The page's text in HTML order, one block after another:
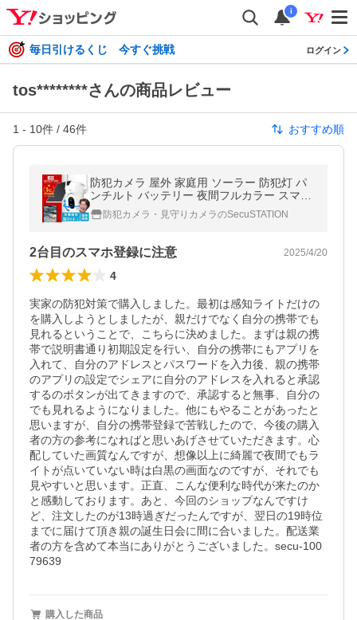
i
毎日引けるくじ 今すぐ挑戦 ログイン
tos********さんの商品レビュー
1 - 10件 / 46件 おすすめ順
防犯カメラ 屋外 家庭用 ソーラー 防犯灯 パ
ンチルト バッテリー 夜間フルカラー スマホ
遠隔監視 WiFi 充電式 MM43(W)
防犯カメラ・見守りカメラのSecuSTATION
2台目のスマホ登録に注意 2025/4/20
4
実家の防犯対策で購入しました。最初は感知ライトだけの
を購入しようとしましたが、親だけでなく自分の携帯でも
見れるということで、こちらに決めました。まずは親の携
帯で説明書通り初期設定を行い、自分の携帯にもアプリを
入れて、自分のアドレスとパスワードを入力後、親の携帯
のアプリの設定でシェアに自分のアドレスを入れると承認
するのボタンが出てきますので、承認すると無事、自分の
でも見れるようになりました。他にもやることがあったと
思いますが、自分の携帯登録で苦戦したので、今後の購入
者の方の参考になればと思いあげさせていただきます。心
配していた画質なんですが、想像以上に綺麗で夜間でもラ
イトが点いていない時は白黒の画面なのですが、それでも
見やすいと思います。正直、こんな便利な時代が来たのか
と感動しております。あと、今回のショップなんですけ
ど、注文したのが13時過ぎだったんですが、翌日の19時位
までに届けて頂き親の誕生日会に間に合いました。配送業
者の方を含めて本当にありがとうございました。secu-100
79639
購入した商品